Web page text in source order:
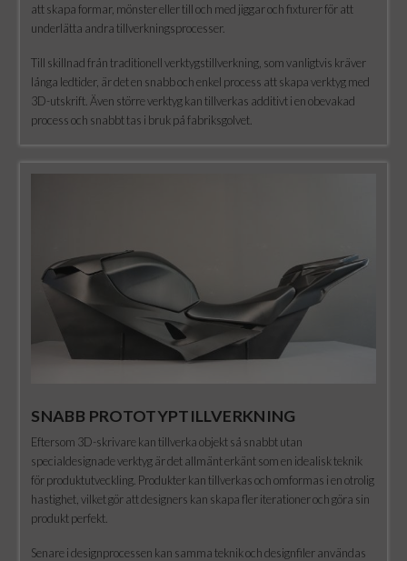
att skapa formar, mönster eller till och med jiggar och fixturer för att
underlätta andra tillverkningsprocesser.
Till skillnad från traditionell verktygstillverkning, som vanligtvis kräver
långa ledtider, är det en snabb och enkel process att skapa verktyg med
3D-utskrift. Även större verktyg kan tillverkas additivt i en obevakad
process och snabbt tas i bruk på fabriksgolvet.
SNABB PROTOTYPTILLVERKNING
Eftersom 3D-skrivare kan tillverka objekt så snabbt utan
specialdesignade verktyg är det allmänt erkänt som en idealisk teknik
för produktutveckling. Produkter kan tillverkas och omformas i en otrolig
hastighet, vilket gör att designers kan skapa fler iterationer och göra sin
produkt perfekt.
Senare i designprocessen kan samma teknik och designfiler användas